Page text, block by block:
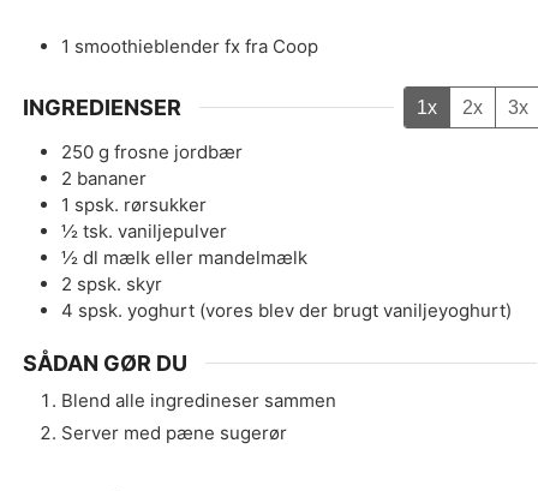
1 smoothieblender fx fra Coop
INGREDIENSER 1x 2x 3x
250 g frosne jordbær
2 bananer
1 spsk. rørsukker
½ tsk. vaniljepulver
½ dl mælk eller mandelmælk
2 spsk. skyr
4 spsk. yoghurt (vores blev der brugt vaniljeyoghurt)
SÅDAN GØR DU
Blend alle ingredineser sammen
Server med pæne sugerør